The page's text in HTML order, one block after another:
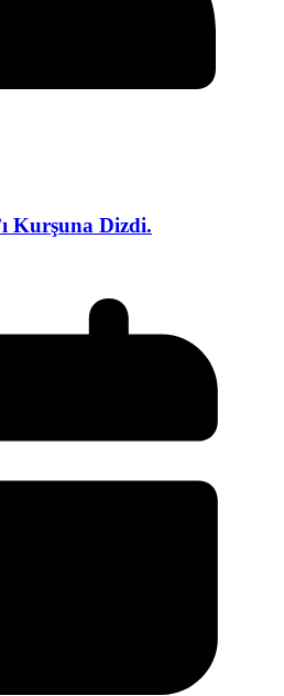
Kurşuna Dizdi.